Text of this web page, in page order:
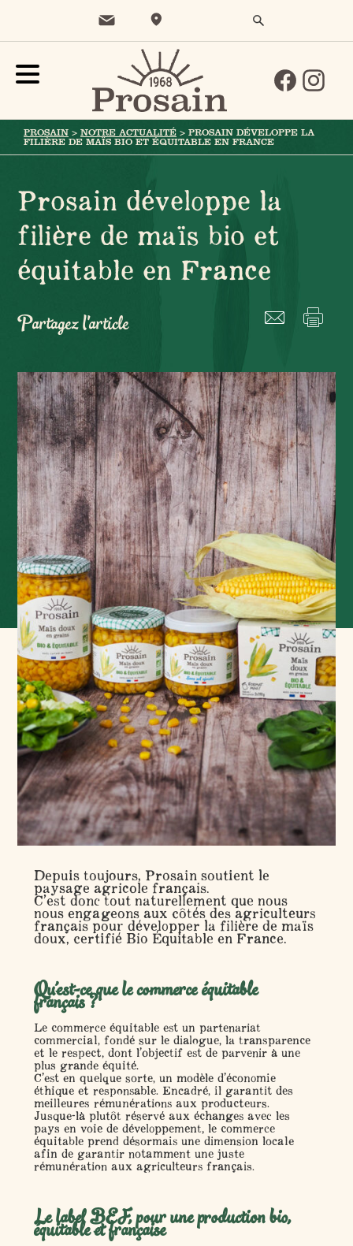
PROSAIN > NOTRE ACTUALITÉ > PROSAIN DÉVELOPPE LA
FILIÈRE DE MAÏS BIO ET ÉQUITABLE EN FRANCE
Prosain développe la
filière de maïs bio et
équitable en France
Partagez l'article
Depuis toujours, Prosain soutient le
paysage agricole français.
C’est donc tout naturellement que nous
nous engageons aux côtés des agriculteurs
français pour développer la filière de maïs
doux, certifié Bio Équitable en France.
Qu’est-ce que le commerce équitable
français ?
Le commerce équitable est un partenariat
commercial, fondé sur le dialogue, la transparence
et le respect, dont l’objectif est de parvenir à une
plus grande équité.
C’est en quelque sorte, un modèle d’économie
éthique et responsable. Encadré, il garantit des
meilleures rémunérations aux producteurs.
Jusque-là plutôt réservé aux échanges avec les
pays en voie de développement, le commerce
équitable prend désormais une dimension locale
afin de garantir notamment une juste
rémunération aux agriculteurs français.
Le label BEF, pour une production bio,
équitable et française